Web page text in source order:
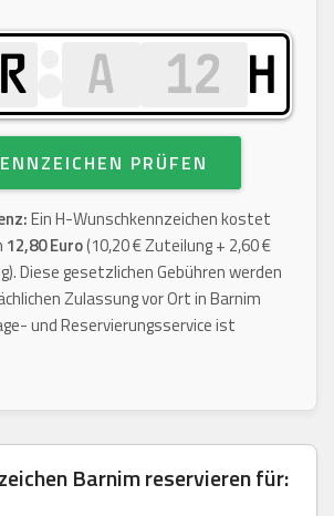
H
PRÜFEN
Ein H-Wunschkennzeichen kostet
12,80 Euro(10,20 € Zuteilung + 2,60 €
Diese gesetzlichen Gebühren werden
Zulassung vor Ort in Barnim
und Reservierungsservice ist
Barnimreservieren für: